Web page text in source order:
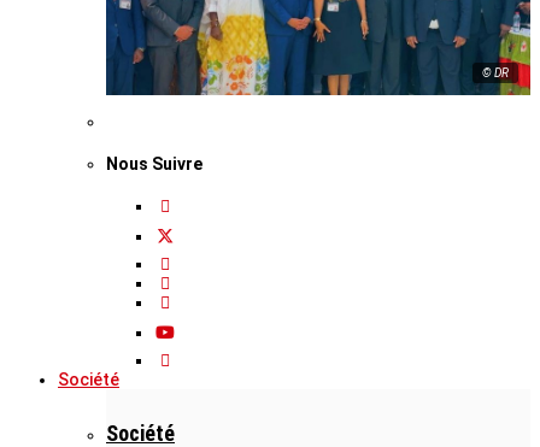
© DR
Nous Suivre
Société
Société